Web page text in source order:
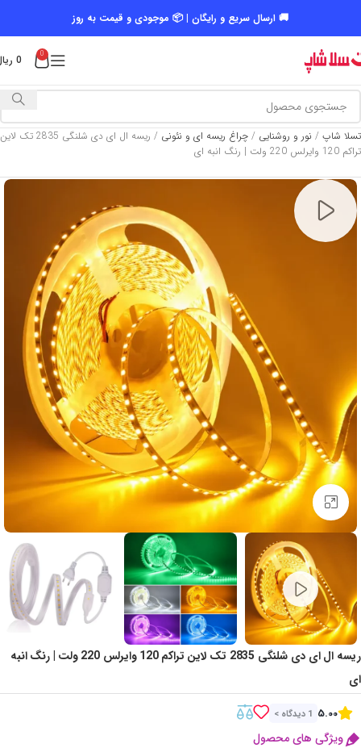
🚚 ارسال سریع و رایگان | 📦 موجودی و قیمت به روز
0
0
تسلا شاپ / نور و روشنایی / چراغ ریسه ای و نئونی /
ریسه ال ای دی شلنگی 2835 تک لاین
تراکم 120 وایرلس 220 ولت | رنگ انبه ای
Click to enlarge
ریسه ال ای دی شلنگی 2835 تک لاین تراکم 120 وایرلس 220 ولت | رنگ انبه
ای
5.00 1 دیدگاه >
ویژگی های محصول